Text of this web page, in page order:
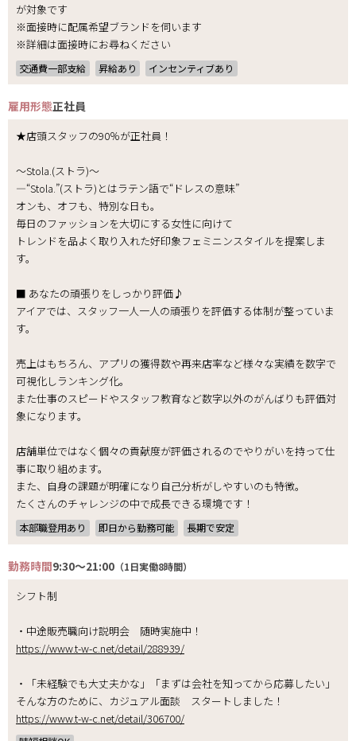
が対象です
※面接時に配属希望ブランドを伺います
※詳細は面接時にお尋ねください
交通費一部支給 昇給あり インセンティブあり
雇用形態正社員
★店頭スタッフの90％が正社員！
～Stola.(ストラ)～
―“Stola.”(ストラ)とはラテン語で“ドレスの意味”
オンも、オフも、特別な日も。
毎日のファッションを大切にする女性に向けて
トレンドを品よく取り入れた好印象フェミニンスタイルを提案しま
す。
■ あなたの頑張りをしっかり評価♪
アイアでは、スタッフ一人一人の頑張りを評価する体制が整っていま
す。
売上はもちろん、アプリの獲得数や再来店率など様々な実績を数字で
可視化しランキング化。
また仕事のスピードやスタッフ教育など数字以外のがんばりも評価対
象になります。
店舗単位ではなく個々の貢献度が評価されるのでやりがいを持って仕
事に取り組めます。
また、自身の課題が明確になり自己分析がしやすいのも特徴。
たくさんのチャレンジの中で成長できる環境です！
本部職登用あり 即日から勤務可能 長期で安定
勤務時間9:30～21:00 （1日実働8時間）
シフト制
・中途販売職向け説明会 随時実施中！
https://www.t-w-c.net/detail/288939/
・「未経験でも大丈夫かな」「まずは会社を知ってから応募したい」
そんな方のために、カジュアル面談 スタートしました！
https://www.t-w-c.net/detail/306700/